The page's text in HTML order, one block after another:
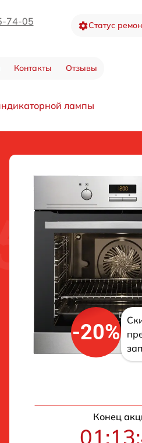
74-05 Статус
Контакты Отзывы
лампы
-20%
Конец